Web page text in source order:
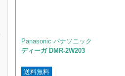
Panasonic パナソニック
ディーガ DMR-2W203
送料無料